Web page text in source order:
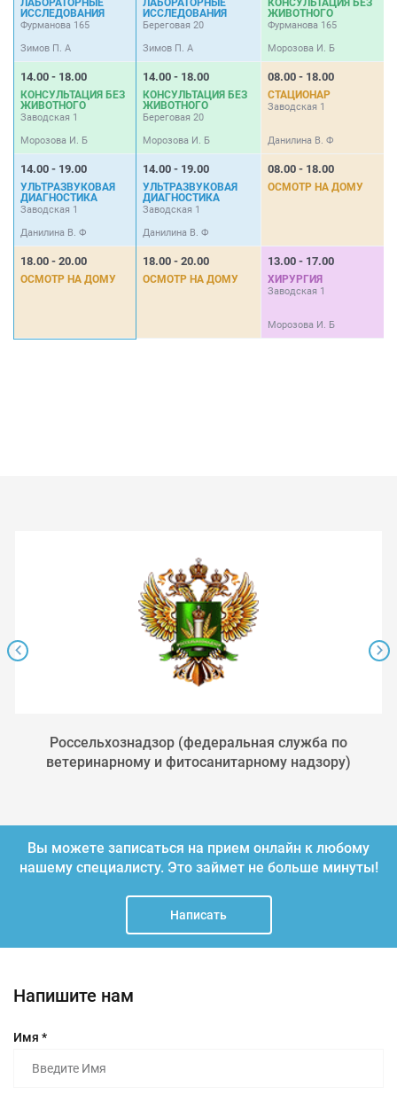
ЛАБОРАТОРНЫЕ
ИССЛЕДОВАНИЯ
Фурманова 165
Зимов П. А
14.00 - 18.00
КОНСУЛЬТАЦИЯ БЕЗ
ЖИВОТНОГО
Заводская 1
Морозова И. Б
14.00 - 19.00
УЛЬТРАЗВУКОВАЯ
ДИАГНОСТИКА
Заводская 1
Данилина В. Ф
18.00 - 20.00
ОСМОТР НА ДОМУ
ЛАБОРАТОРНЫЕ
ИССЛЕДОВАНИЯ
Береговая 20
Зимов П. А
14.00 - 18.00
КОНСУЛЬТАЦИЯ БЕЗ
ЖИВОТНОГО
Береговая 20
Морозова И. Б
14.00 - 19.00
УЛЬТРАЗВУКОВАЯ
ДИАГНОСТИКА
Заводская 1
Данилина В. Ф
18.00 - 20.00
ОСМОТР НА ДОМУ
КОНСУЛЬТАЦИЯ БЕЗ
ЖИВОТНОГО
Фурманова 165
Морозова И. Б
08.00 - 18.00
СТАЦИОНАР
Заводская 1
Данилина В. Ф
08.00 - 18.00
ОСМОТР НА ДОМУ
13.00 - 17.00
ХИРУРГИЯ
Заводская 1
Морозова И. Б
Россельхознадзор (федеральная служба по
ветеринарному и фитосанитарному надзору)
Вы можете записаться на прием онлайн к любому
нашему специалисту. Это займет не больше минуты!
Написать
Напишите нам
Имя *